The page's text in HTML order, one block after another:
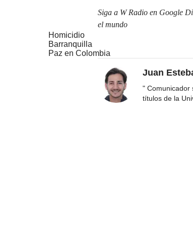
Siga a W Radio en Google
el mundo
Homicidio
Barranquilla
Paz en Colombia
Juan
" Comunicador
títulos de la